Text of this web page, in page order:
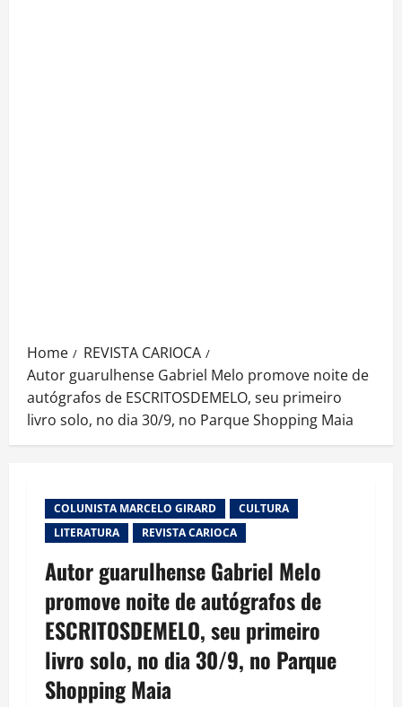
Home
REVISTA CARIOCA
Autor guarulhense Gabriel Melo promove noite de
autógrafos de ESCRITOSDEMELO, seu primeiro
livro solo, no dia 30/9, no Parque Shopping Maia
COLUNISTA MARCELO GIRARD
CULTURA
LITERATURA
REVISTA CARIOCA
Autor guarulhense Gabriel Melo
promove noite de autógrafos de
ESCRITOSDEMELO, seu primeiro
livro solo, no dia 30/9, no Parque
Shopping Maia